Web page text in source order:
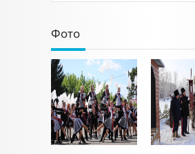
Фото